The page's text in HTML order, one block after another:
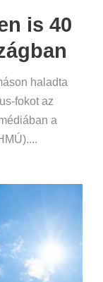
is 40
haladta
fokot az
a